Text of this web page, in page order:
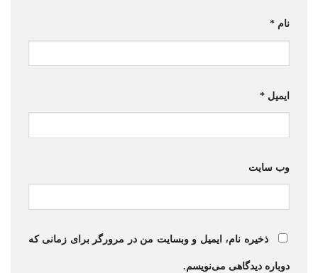
نام *
ایمیل *
وب‌ سایت
ذخیره نام، ایمیل و وبسایت من در مرورگر برای زمانی که
دوباره دیدگاهی می‌نویسم.